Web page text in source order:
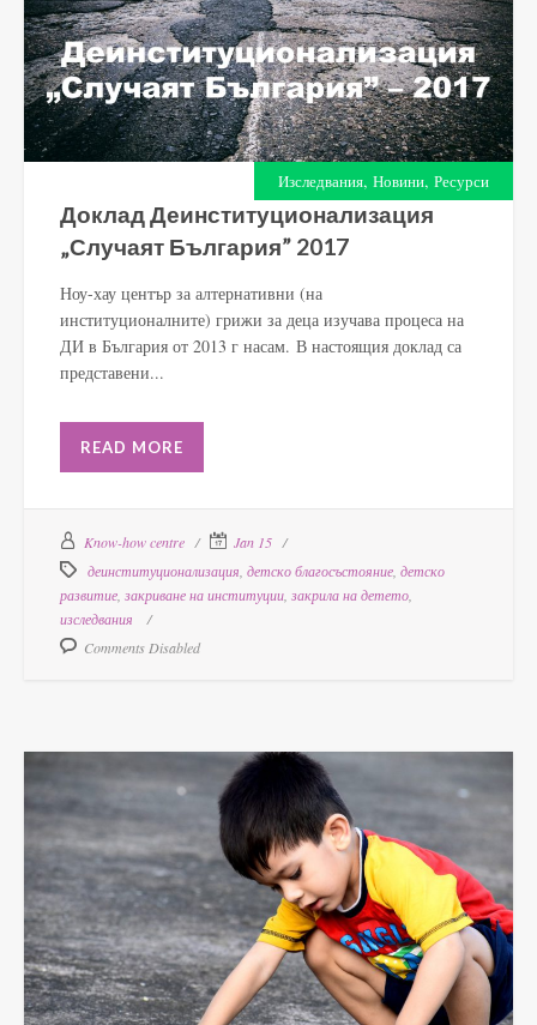
Изследвания, Новини, Ресурси
Доклад Деинституционализация
„Случаят България” 2017
Ноу-хау център за алтернативни (на
институционалните) грижи за деца изучава процеса на
ДИ в България от 2013 г насам. В настоящия доклад са
представени...
READ MORE
Know-how centre
Jan 15
деинституционализация детско благосъстояние детско
развитие закриване на институции закрила на детето
изследвания
Comments Disabled